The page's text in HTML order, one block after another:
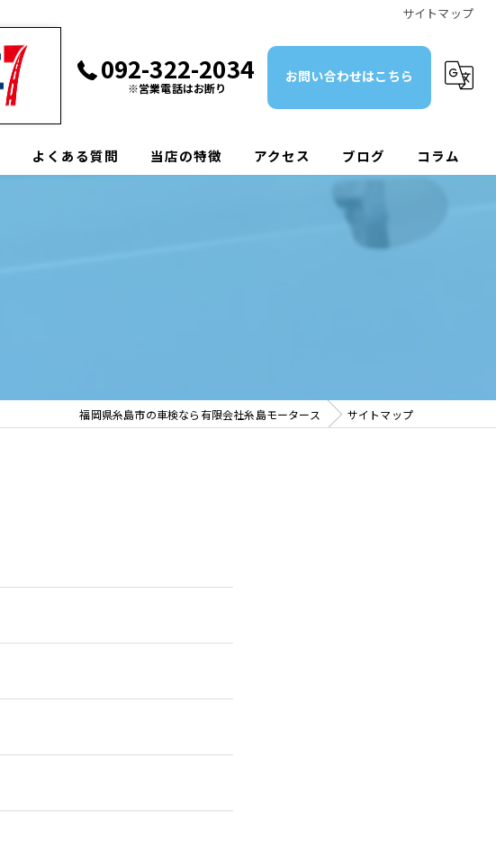
サイトマップ
092-322-2034
※営業電話はお断り
お問い合わせはこちら
よくある質問 当店の特徴 アクセス ブログ コラム
福岡県糸島市の車検なら有限会社糸島モータース サイトマップ